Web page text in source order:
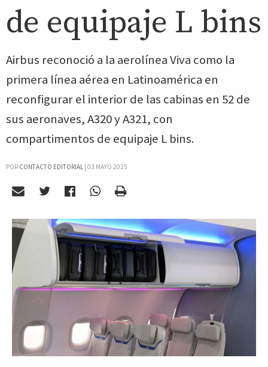
de equipaje L bins
Airbus reconoció a la aerolínea Viva como la
primera línea aérea en Latinoamérica en
reconfigurar el interior de las cabinas en 52 de
sus aeronaves, A320 y A321, con
compartimentos de equipaje L bins.
POR CONTACTO EDITORIAL| 03 MAYO 2025